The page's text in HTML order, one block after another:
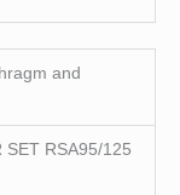
and
SET RSA95/125